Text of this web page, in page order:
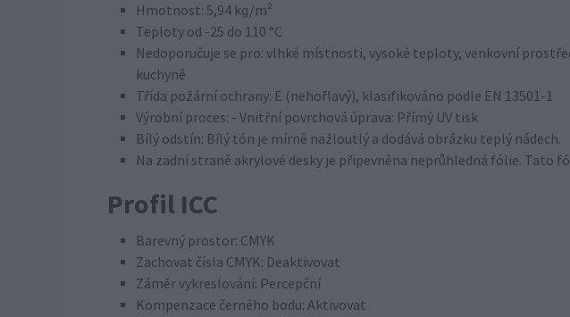
Hmotnost: 5,94 kg/m²
Teploty od -25 do 110 °C
Nedoporučuje se pro: vlhké místnosti, vysoké teploty, venkovní
kuchyně
Třída požární ochrany: E (nehořlavý), klasifikováno podle EN 13501-1
Výrobní proces: - Vnitřní povrchová úprava: Přímý UV tisk
Bílý odstín: Bílý tón je mírně nažloutlý a dodává obrázku teplý nádech.
Na zadní straně akrylové desky je připevněna neprůhledná fólie. Tato
Profil ICC
Barevný prostor: CMYK
Zachovat čísla CMYK: Deaktivovat
Záměr vykreslování: Percepční
Kompenzace černého bodu: Aktivovat